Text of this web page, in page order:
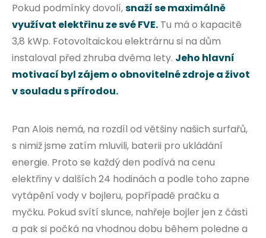
Pokud podmínky dovolí,snaží se maximálně
využívat elektřinu ze své FVE. Tu má o kapacitě
3,8 kWp. Fotovoltaickou elektrárnu si na dům
instaloval před zhruba dvěma lety. Jeho hlavní
motivací byl zájem o obnovitelné zdroje a život
v souladu s přírodou.
Pan Alois nemá, na rozdíl od většiny našich surfařů,
s nimiž jsme zatím mluvili, baterii pro ukládání
energie. Proto se každý den podívá na cenu
elektřiny v dalších 24 hodinách a podle toho zapne
vytápění vody v bojleru, popřípadě pračku a
myčku. Pokud svítí slunce, nahřeje bojler jen z části
a pak si počká na vhodnou dobu během poledne a